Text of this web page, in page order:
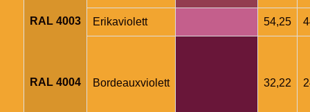
RAL 4003 Erikaviolett 54,25
RAL 4004 Bordeauxviolett 32,22